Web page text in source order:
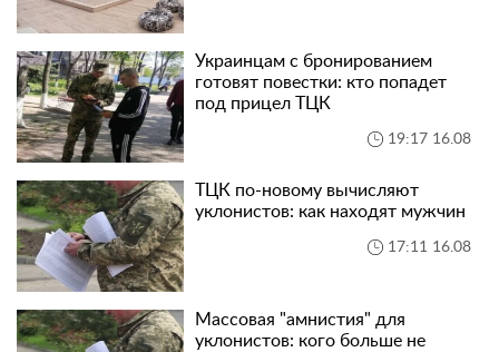
Украинцам с бронированием
готовят повестки: кто попадет
под прицел ТЦК
19:17 16.08
ТЦК по-новому вычисляют
уклонистов: как находят мужчин
17:11 16.08
Массовая "амнистия" для
уклонистов: кого больше не